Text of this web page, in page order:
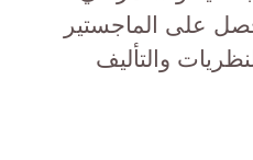
على الماجستير
والتأليف